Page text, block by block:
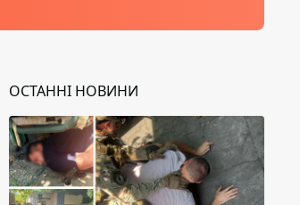
ОСТАННІ НОВИНИ